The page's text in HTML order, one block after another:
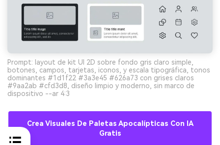
Prompt: layout de kit UI 2D sobre fondo gris claro simple,
botones, campos, tarjetas, iconos, y escala tipográfica, tonos
dominantes #1d1f22 #3a3e45 #626a73 con grises claros
#9aa2ab #cfd3d8, diseño limpio y moderno, sin marco de
dispositivo --ar 4:3
Crea Visuales De Paletas Apocalípticas Con IA
Gratis